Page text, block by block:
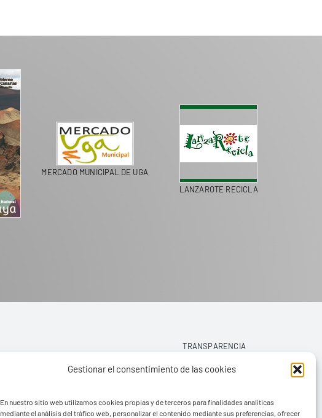
Gestionar el consentimiento de las cookies
En nuestro sitio web utilizamos cookies propias y de terceros para finalidades analíticas
mediante el análisis del tráfico web, personalizar el contenido mediante sus preferencias, ofrecer
MERCADO MUNICIPAL DE UGA
LANZAROTE RECICLA
TRANSPARENCIA
AVISO LEGAL
POLÍTICA DE PRIVACIDAD